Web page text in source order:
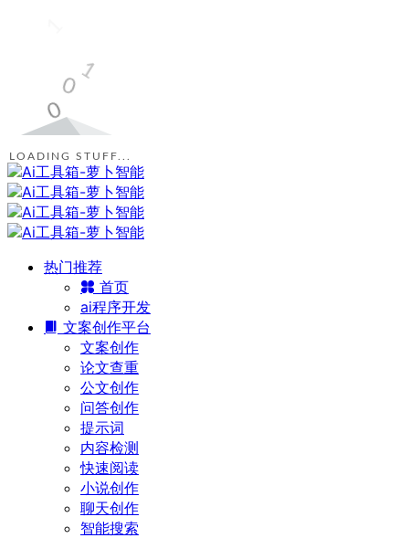
LOADING STUFF...
热门推荐
首页
ai程序开发
文案创作平台
文案创作
论文查重
公文创作
问答创作
提示词
内容检测
快速阅读
小说创作
聊天创作
智能搜索